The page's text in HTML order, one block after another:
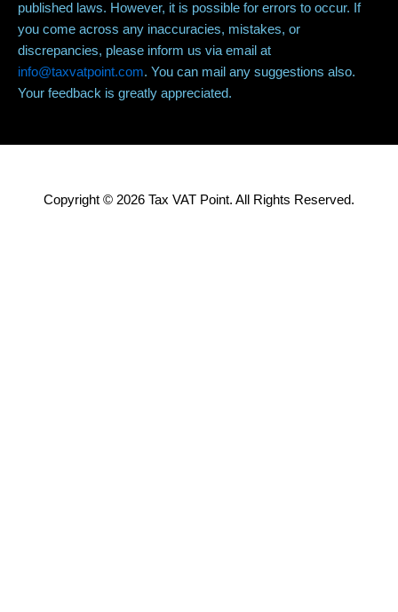
published laws. However, it is possible for errors to occur. If
you come across any inaccuracies, mistakes, or
discrepancies, please inform us via email at
info@taxvatpoint.com. You can mail any suggestions also.
Your feedback is greatly appreciated.
Copyright © 2026 Tax VAT Point. All Rights Reserved.